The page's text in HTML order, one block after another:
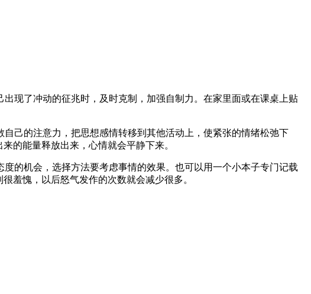
现了冲动的征兆时，及时克制，加强自制力。在家里面或在课桌上贴
己的注意力，把思想感情转移到其他活动上，使紧张的情绪松弛下
的能量释放出来，心情就会平静下来。
的机会，选择方法要考虑事情的效果。也可以用一个小本子专门记载
羞愧，以后怒气发作的次数就会减少很多。